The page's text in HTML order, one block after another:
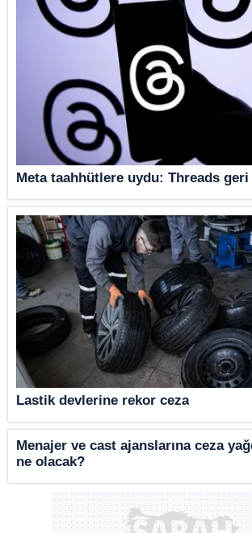
Meta taahhütlere uydu: Threads geri
Lastik devlerine rekor ceza
Menajer ve cast ajanslarına ceza
ne olacak?